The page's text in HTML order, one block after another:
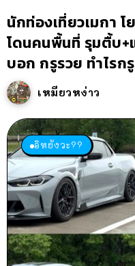
นักท่องเที่ยวเมกา
โดนคนพื้นที่ รุมตื้บ+
บอก กรูรวย ทำไรก
เหมียวหง่าว
อิหยังวะ??